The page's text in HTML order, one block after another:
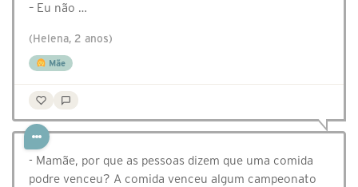
– Eu não …
(Helena, 2 anos)
Mãe
- Mamãe, por que as pessoas dizem que uma comida
podre venceu? A comida venceu algum campeonato